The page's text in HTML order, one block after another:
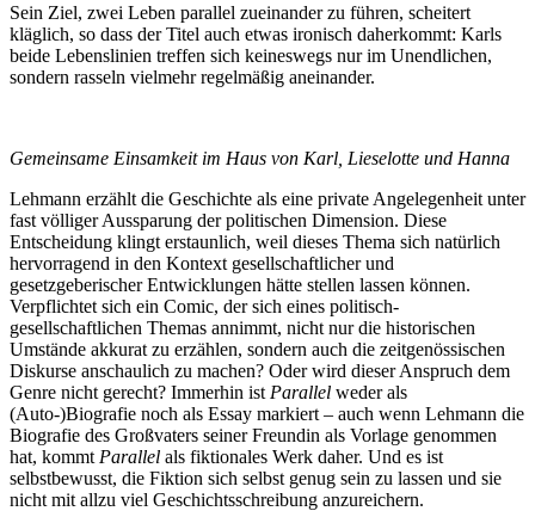
Sein Ziel, zwei Leben parallel zueinander zu führen, scheitert
kläglich, so dass der Titel auch etwas ironisch daherkommt: Karls
beide Lebenslinien treffen sich keineswegs nur im Unendlichen,
sondern rasseln vielmehr regelmäßig aneinander.
Gemeinsame Einsamkeit im Haus von Karl, Lieselotte und Hanna
Lehmann erzählt die Geschichte als eine private Angelegenheit unter
fast völliger Aussparung der politischen Dimension. Diese
Entscheidung klingt erstaunlich, weil dieses Thema sich natürlich
hervorragend in den Kontext gesellschaftlicher und
gesetzgeberischer Entwicklungen hätte stellen lassen können.
Verpflichtet sich ein Comic, der sich eines politisch-
gesellschaftlichen Themas annimmt, nicht nur die historischen
Umstände akkurat zu erzählen, sondern auch die zeitgenössischen
Diskurse anschaulich zu machen? Oder wird dieser Anspruch dem
Genre nicht gerecht? Immerhin ist Parallel weder als
(Auto-)Biografie noch als Essay markiert – auch wenn Lehmann die
Biografie des Großvaters seiner Freundin als Vorlage genommen
hat, kommt Parallel als fiktionales Werk daher. Und es ist
selbstbewusst, die Fiktion sich selbst genug sein zu lassen und sie
nicht mit allzu viel Geschichtsschreibung anzureichern.